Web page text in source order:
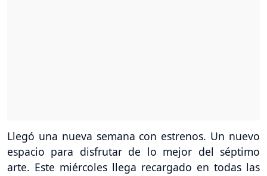
Llegó una nueva semana con estrenos. Un nuevo
espacio para disfrutar de lo mejor del séptimo
arte. Este miércoles llega recargado en todas las